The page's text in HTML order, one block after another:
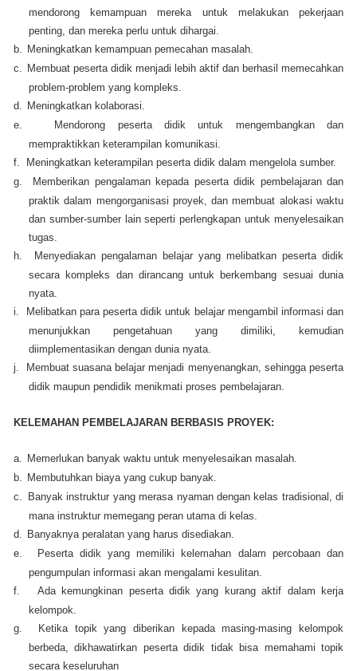
mendorong kemampuan mereka untuk melakukan pekerjaan
penting, dan mereka perlu untuk dihargai.
b.
Meningkatkan kemampuan pemecahan masalah.
c.
Membuat peserta didik menjadi lebih aktif dan berhasil memecahkan
problem-problem yang kompleks.
d.
Meningkatkan kolaborasi.
e.
Mendorong peserta didik untuk mengembangkan dan
mempraktikkan keterampilan komunikasi.
f.
Meningkatkan keterampilan peserta didik dalam mengelola sumber.
g.
Memberikan pengalaman kepada peserta didik pembelajaran dan
praktik dalam mengorganisasi proyek, dan membuat alokasi waktu
dan sumber-sumber lain seperti perlengkapan untuk menyelesaikan
tugas.
h.
Menyediakan pengalaman belajar yang melibatkan peserta didik
secara kompleks dan dirancang untuk berkembang sesuai dunia
nyata.
i.
Melibatkan para peserta didik untuk belajar mengambil informasi dan
menunjukkan pengetahuan yang dimiliki, kemudian
diimplementasikan dengan dunia nyata.
j.
Membuat suasana belajar menjadi menyenangkan, sehingga peserta
didik maupun pendidik menikmati proses pembelajaran.
KELEMAHAN PEMBELAJARAN BERBASIS PROYEK:
a.
Memerlukan banyak waktu untuk menyelesaikan masalah.
b.
Membutuhkan biaya yang cukup banyak.
c.
Banyak instruktur yang merasa nyaman dengan kelas tradisional, di
mana instruktur memegang peran utama di kelas.
d.
Banyaknya peralatan yang harus disediakan.
e.
Peserta didik yang memiliki kelemahan dalam percobaan dan
pengumpulan informasi akan mengalami kesulitan.
f.
Ada kemungkinan peserta didik yang kurang aktif dalam kerja
kelompok.
g.
Ketika topik yang diberikan kepada masing-masing kelompok
berbeda, dikhawatirkan peserta didik tidak bisa memahami topik
secara keseluruhan